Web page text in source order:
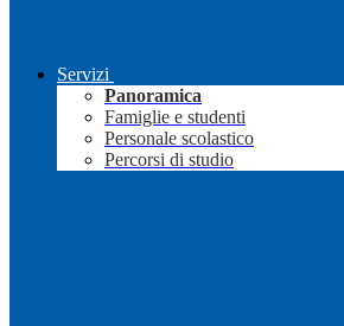
Servizi
Panoramica
Famiglie e studenti
Personale scolastico
Percorsi di studio